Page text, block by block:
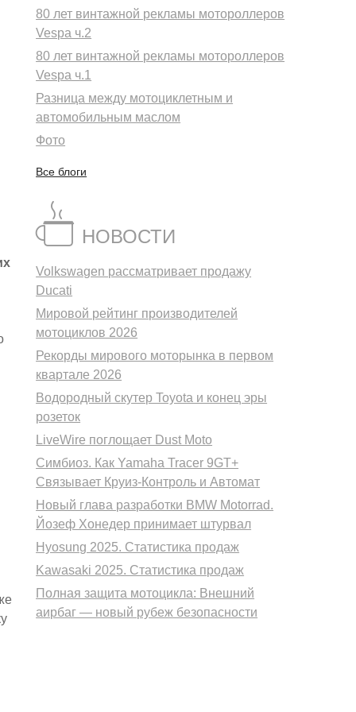
80 лет винтажной рекламы мотороллеров
Vespa ч.2
80 лет винтажной рекламы мотороллеров
Vespa ч.1
Разница между мотоциклетным и
автомобильным маслом
Фото
Все блоги
НОВОСТИ
Volkswagen рассматривает продажу
Ducati
Мировой рейтинг производителей
мотоциклов 2026
Рекорды мирового моторынка в первом
квартале 2026
Водородный скутер Toyota и конец эры
розеток
LiveWire поглощает Dust Moto
Симбиоз. Как Yamaha Tracer 9GT+
Связывает Круиз-Контроль и Автомат
Новый глава разработки BMW Motorrad.
Йозеф Хонедер принимает штурвал
Hyosung 2025. Статистика продаж
Kawasaki 2025. Статистика продаж
Полная защита мотоцикла: Внешний
аирбаг — новый рубеж безопасности